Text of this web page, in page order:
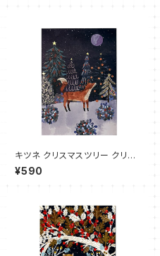
キツネ クリスマスツリー クリス
マスカード 山のツリー Lodest
ar Standard Christmas Car
¥590